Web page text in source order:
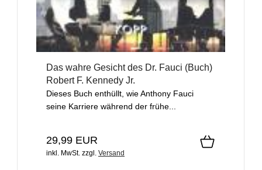
Das wahre Gesicht des Dr. Fauci (Buch)
Robert F. Kennedy Jr.
Dieses Buch enthüllt, wie Anthony Fauci
seine Karriere während der frühe...
29,99 EUR
inkl. MwSt. zzgl. Versand